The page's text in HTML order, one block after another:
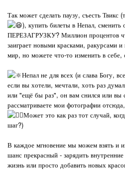
Так может сделать паузу, съесть Твикс
), купить билеты в Непал, сменить
ПЕРЕЗАГРУЗКУ? Миллион процентов
заиграет новыми красками, ракурсами
мир, но можете что-то изменить в себе,
Непал не для всех (и слава Богу,
если вы хотели, мечтали, хоть раз
или "ещё бы раз", он вам снился или вы
рассматриваете мои фотографии
Может это как раз тот случай,
шаг?)
В каждое мгновение мы можем взять и
шанс прекрасный - зарядить
жизнь или просто добавить новых